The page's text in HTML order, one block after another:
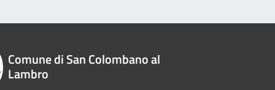
Comune di San Colombano al
Lambro